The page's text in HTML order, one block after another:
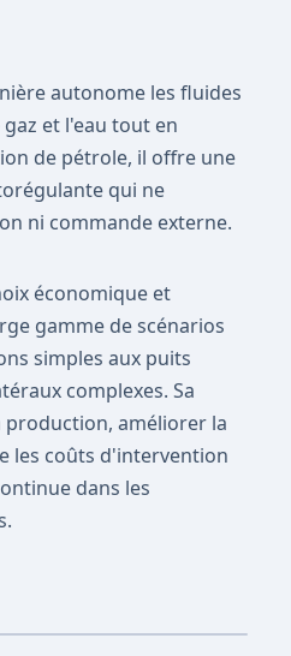
autonome les fluides
et l'eau tout en
de pétrole, il offre une
qui ne
ni commande externe.
économique et
gamme de scénarios
simples aux puits
complexes. Sa
production, améliorer la
les coûts d'intervention
dans les